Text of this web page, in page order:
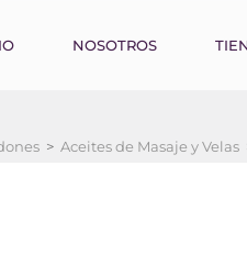
NOSOTROS
> Aceites de Masaje y Velas